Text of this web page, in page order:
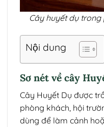
Cây huyết dụ
Nội dung
Sơ nét về cây
Cây Huyết Dụ được
phòng khách, hội
dùng để làm cảnh